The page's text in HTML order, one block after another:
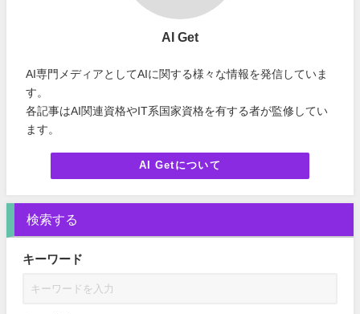
AI Get
AI専門メディアとしてAIに関する様々な情報を発信していま
す。
各記事はAI関連資格やIT系国家資格を有する者が監修してい
ます。
AI Getについて
検索する
キーワード